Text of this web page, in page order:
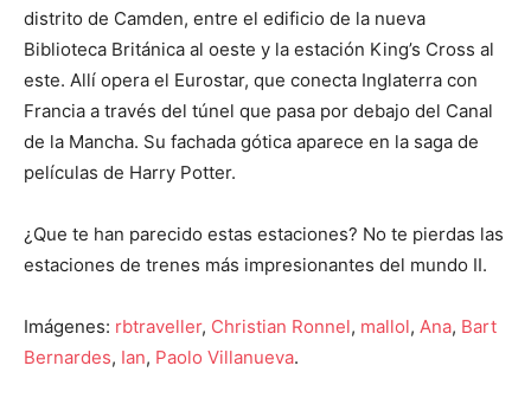
distrito de Camden, entre el edificio de la nueva
Biblioteca Británica al oeste y la estación King’s Cross al
este. Allí opera el Eurostar, que conecta Inglaterra con
Francia a través del túnel que pasa por debajo del Canal
de la Mancha. Su fachada gótica aparece en la saga de
películas de Harry Potter.
¿Que te han parecido estas estaciones? No te pierdas las
estaciones de trenes más impresionantes del mundo II.
Imágenes: rbtraveller, Christian Ronnel, mallol, Ana, Bart
Bernardes, Ian, Paolo Villanueva.